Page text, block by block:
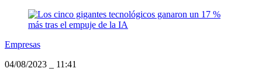
Empresas
04/08/2023
11:41